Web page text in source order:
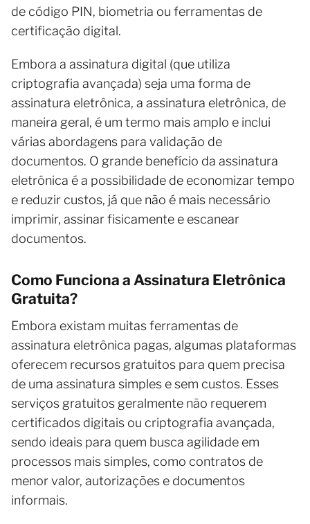
de código PIN, biometria ou ferramentas de
certificação digital.
Embora a assinatura digital (que utiliza
criptografia avançada) seja uma forma de
assinatura eletrônica, a assinatura eletrônica, de
maneira geral, é um termo mais amplo e inclui
várias abordagens para validação de
documentos. O grande benefício da assinatura
eletrônica é a possibilidade de economizar tempo
e reduzir custos, já que não é mais necessário
imprimir, assinar fisicamente e escanear
documentos.
Como Funciona a Assinatura Eletrônica
Gratuita?
Embora existam muitas ferramentas de
assinatura eletrônica pagas, algumas plataformas
oferecem recursos gratuitos para quem precisa
de uma assinatura simples e sem custos. Esses
serviços gratuitos geralmente não requerem
certificados digitais ou criptografia avançada,
sendo ideais para quem busca agilidade em
processos mais simples, como contratos de
menor valor, autorizações e documentos
informais.